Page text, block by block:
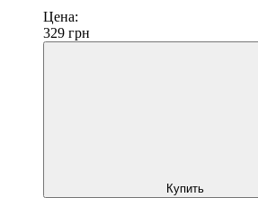
Цена:
329 грн
Купить